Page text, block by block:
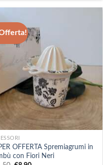
OFFERTA Spremiagrumi in
con Fiori Neri